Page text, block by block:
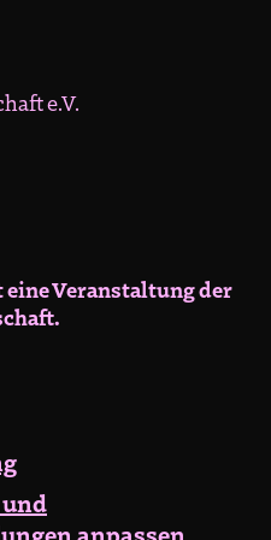
e.V.
eine Veranstaltung der